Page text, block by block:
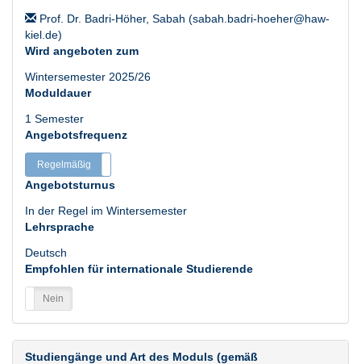
Prof. Dr. Badri-Höher, Sabah (sabah.badri-hoeher@haw-
kiel.de)
Wird angeboten zum
Wintersemester 2025/26
Moduldauer
1 Semester
Angebotsfrequenz
Regelmäßig
Angebotsturnus
In der Regel im Wintersemester
Lehrsprache
Deutsch
Empfohlen für internationale Studierende
Nein
Studiengänge und Art des Moduls (gemäß